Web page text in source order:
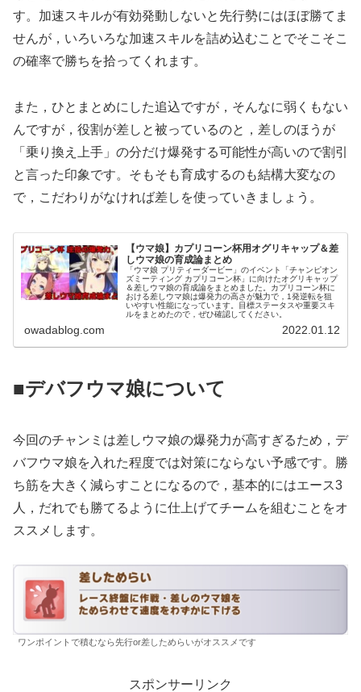
す。加速スキルが有効発動しないと先行勢にはほぼ勝てま
せんが，いろいろな加速スキルを詰め込むことでそこそこ
の確率で勝ちを拾ってくれます。
また，ひとまとめにした追込ですが，そんなに弱くもない
んですが，役割が差しと被っているのと，差しのほうが
「乗り換え上手」の分だけ爆発する可能性が高いので割引
と言った印象です。そもそも育成するのも結構大変なの
で，こだわりがなければ差しを使っていきましょう。
【ウマ娘】カプリコーン杯用オグリキャップ＆差
しウマ娘の育成論まとめ
「ウマ娘 プリティーダービー」のイベント「チャンピオン
ズミーティング カプリコーン杯」に向けたオグリキャップ
＆差しウマ娘の育成論をまとめました。カプリコーン杯に
おける差しウマ娘は爆発力の高さが魅力で，1発逆転を狙
いやすい性能になっています。目標ステータスや重要スキ
ルをまとめたので，ぜひ確認してください。
owadablog.com 2022.01.12
■デバフウマ娘について
今回のチャンミは差しウマ娘の爆発力が高すぎるため，デ
バフウマ娘を入れた程度では対策にならない予感です。勝
ち筋を大きく減らすことになるので，基本的にはエース3
人，だれでも勝てるように仕上げてチームを組むことをオ
ススメします。
ワンポイントで積むなら先行or差しためらいがオススメです
スポンサーリンク